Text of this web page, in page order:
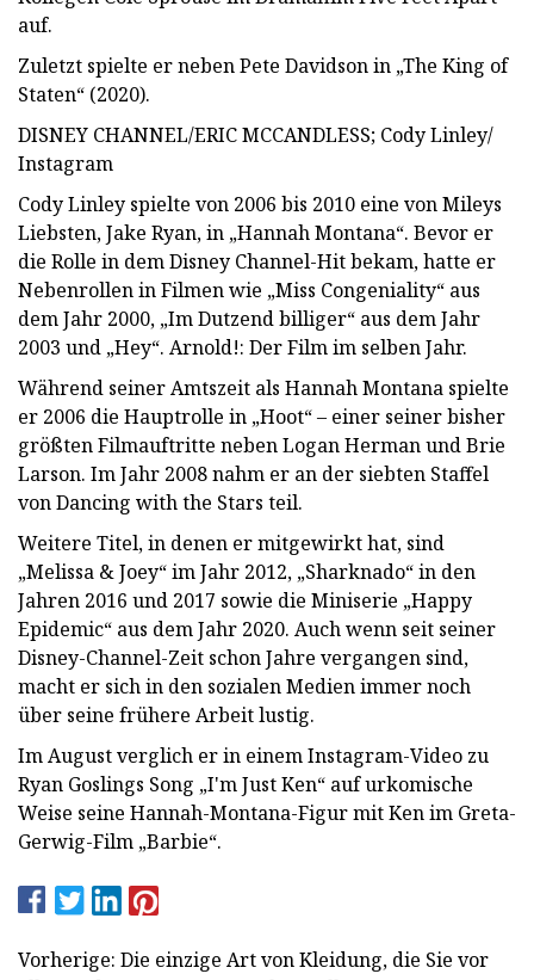
auf.
Zuletzt spielte er neben Pete Davidson in „The King of
Staten“ (2020).
DISNEY CHANNEL/ERIC MCCANDLESS; Cody Linley/
Instagram
Cody Linley spielte von 2006 bis 2010 eine von Mileys
Liebsten, Jake Ryan, in „Hannah Montana“. Bevor er
die Rolle in dem Disney Channel-Hit bekam, hatte er
Nebenrollen in Filmen wie „Miss Congeniality“ aus
dem Jahr 2000, „Im Dutzend billiger“ aus dem Jahr
2003 und „Hey“. Arnold!: Der Film im selben Jahr.
Während seiner Amtszeit als Hannah Montana spielte
er 2006 die Hauptrolle in „Hoot“ – einer seiner bisher
größten Filmauftritte neben Logan Herman und Brie
Larson. Im Jahr 2008 nahm er an der siebten Staffel
von Dancing with the Stars teil.
Weitere Titel, in denen er mitgewirkt hat, sind
„Melissa & Joey“ im Jahr 2012, „Sharknado“ in den
Jahren 2016 und 2017 sowie die Miniserie „Happy
Epidemic“ aus dem Jahr 2020. Auch wenn seit seiner
Disney-Channel-Zeit schon Jahre vergangen sind,
macht er sich in den sozialen Medien immer noch
über seine frühere Arbeit lustig.
Im August verglich er in einem Instagram-Video zu
Ryan Goslings Song „I'm Just Ken“ auf urkomische
Weise seine Hannah-Montana-Figur mit Ken im Greta-
Gerwig-Film „Barbie“.
Vorherige: Die einzige Art von Kleidung, die Sie vor